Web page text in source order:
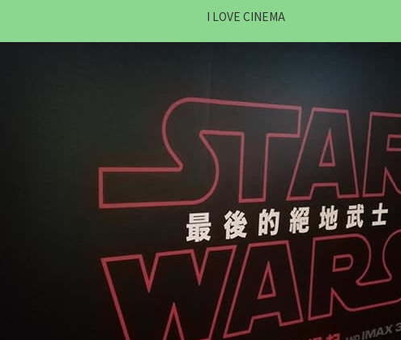
I LOVE CINEMA